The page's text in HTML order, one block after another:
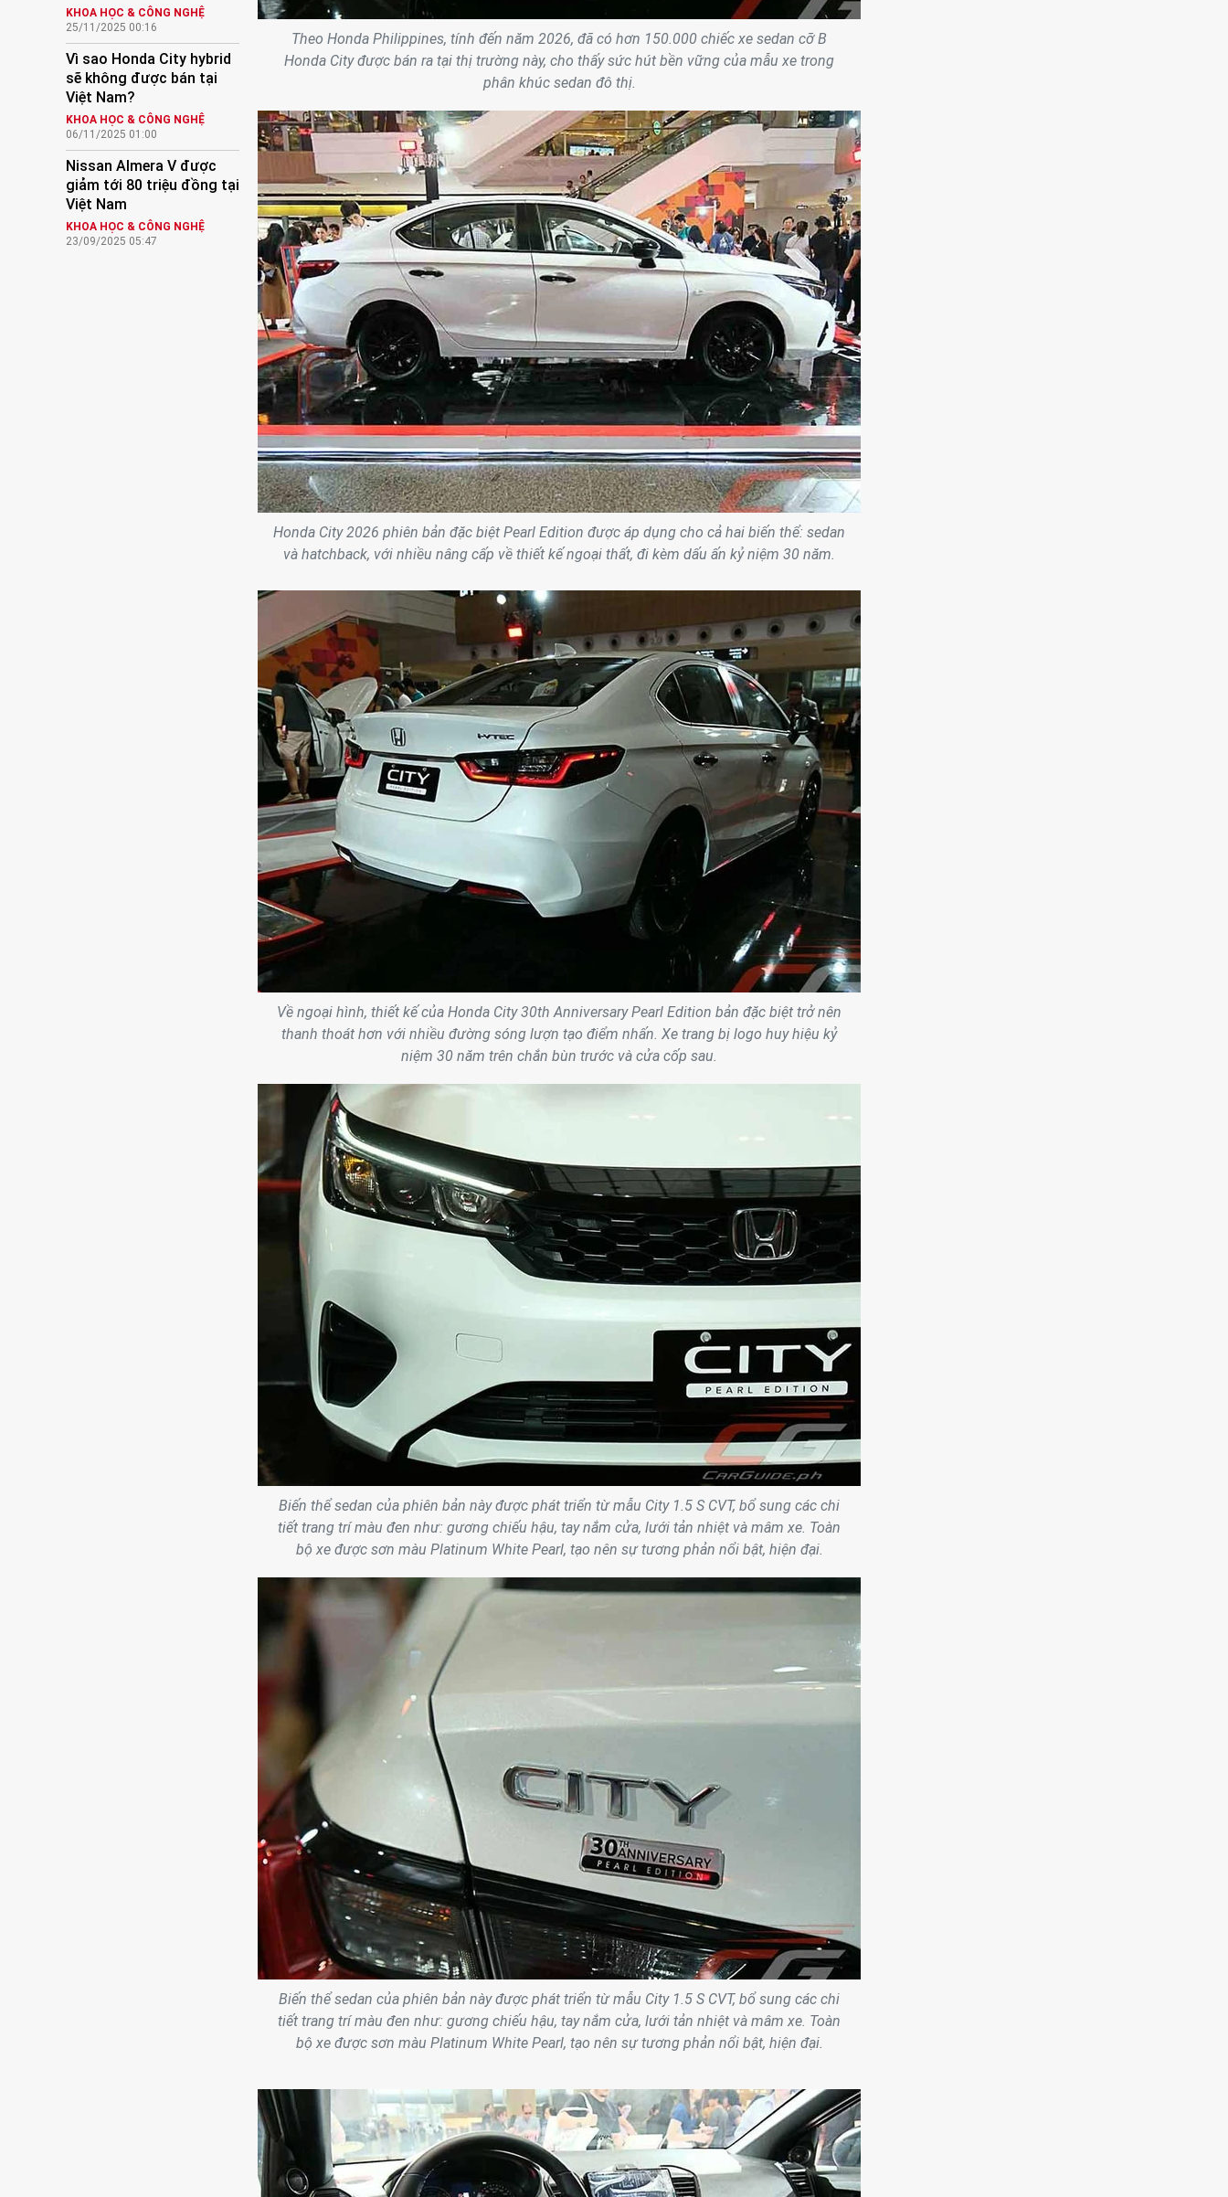
KHOA HỌC & CÔNG NGHỆ
25/11/2025 00:16
Vì sao Honda City hybrid
sẽ không được bán tại
Việt Nam?
KHOA HỌC & CÔNG NGHỆ
06/11/2025 01:00
Nissan Almera V được
giảm tới 80 triệu đồng tại
Việt Nam
KHOA HỌC & CÔNG NGHỆ
23/09/2025 05:47
Theo Honda Philippines, tính đến năm 2026, đã có hơn 150.000 chiếc xe sedan cỡ B
Honda City được bán ra tại thị trường này, cho thấy sức hút bền vững của mẫu xe trong
phân khúc sedan đô thị.
Honda City 2026 phiên bản đặc biệt Pearl Edition được áp dụng cho cả hai biến thể: sedan
và hatchback, với nhiều nâng cấp về thiết kế ngoại thất, đi kèm dấu ấn kỷ niệm 30 năm.
Về ngoại hình, thiết kế của Honda City 30th Anniversary Pearl Edition bản đặc biệt trở nên
thanh thoát hơn với nhiều đường sóng lượn tạo điểm nhấn. Xe trang bị logo huy hiệu kỷ
niệm 30 năm trên chắn bùn trước và cửa cốp sau.
Biến thể sedan của phiên bản này được phát triển từ mẫu City 1.5 S CVT, bổ sung các chi
tiết trang trí màu đen như: gương chiếu hậu, tay nắm cửa, lưới tản nhiệt và mâm xe. Toàn
bộ xe được sơn màu Platinum White Pearl, tạo nên sự tương phản nổi bật, hiện đại.
Biến thể sedan của phiên bản này được phát triển từ mẫu City 1.5 S CVT, bổ sung các chi
tiết trang trí màu đen như: gương chiếu hậu, tay nắm cửa, lưới tản nhiệt và mâm xe. Toàn
bộ xe được sơn màu Platinum White Pearl, tạo nên sự tương phản nổi bật, hiện đại.